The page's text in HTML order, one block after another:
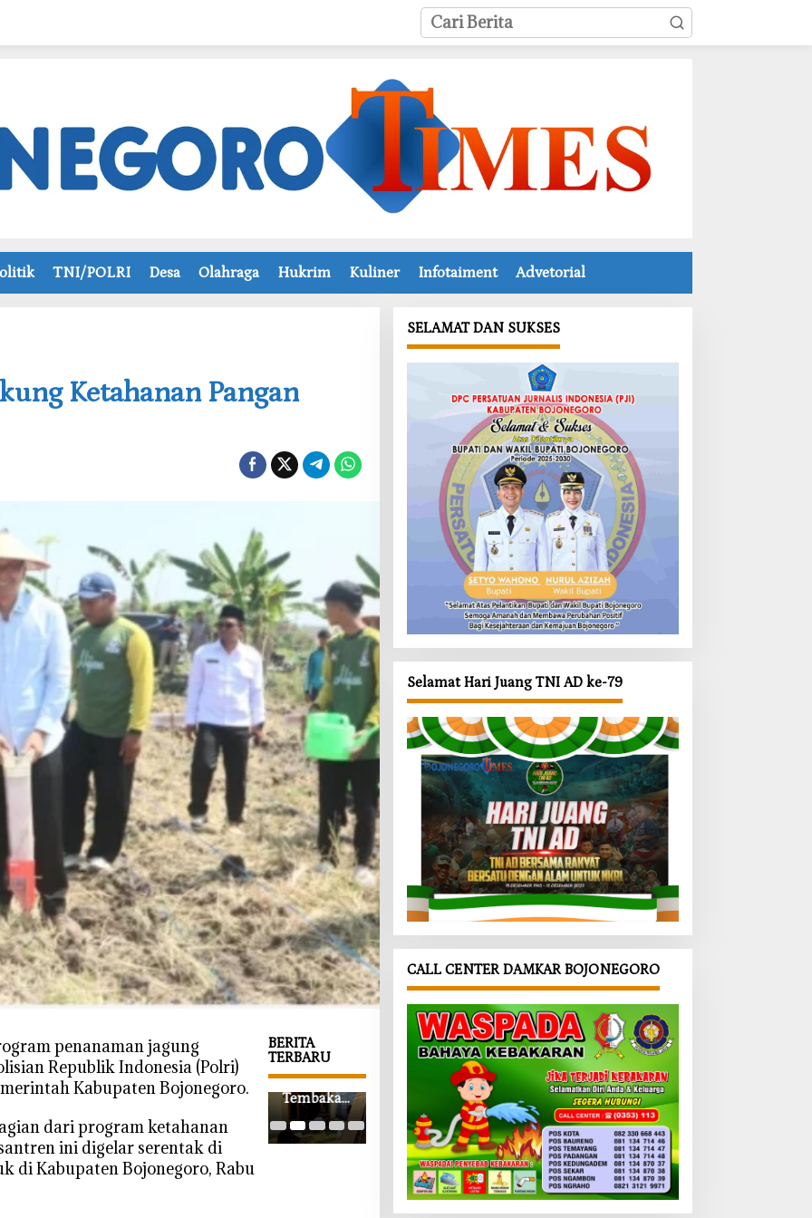
TNI/POLRI Desa Olahraga Hukrim Kuliner Infotaiment Advetorial
Ketahanan Pangan
penanaman jagung
Republik Indonesia (Polri)
Kabupaten Bojonegoro.
dari program ketahanan
ini digelar serentak di
di Kabupaten Bojonegoro, Rabu
BERITA
TERBARU
‎Wabup
Bojonegor
Apresiasi
Ledok
Wetan
Harga
Tembakau
Kepoh
Mulai
Pawai
Akbar
Tunas
Athfal di
Bojonegor
Semarak
HUT ke-81
RI di
Kepohbar
u,
Beragam
Lomba
‎PORPAMD
A Jatim
2026
Resmi
Dibuka,
Wabup
Bojonegor
SELAMAT DAN SUKSES
Selamat Hari Juang TNI AD ke-79
CALL CENTER DAMKAR BOJONEGORO